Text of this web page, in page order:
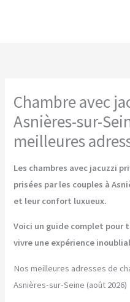
Chambre avec
Asnières-sur-
meilleures
Les chambres avec jacuzzi
prisées par les couples à
et leur confort luxueux.
Voici un guide complet pour
vivre une expérience
Nos meilleures adresses de
Asnières-sur-Seine (août 2026)